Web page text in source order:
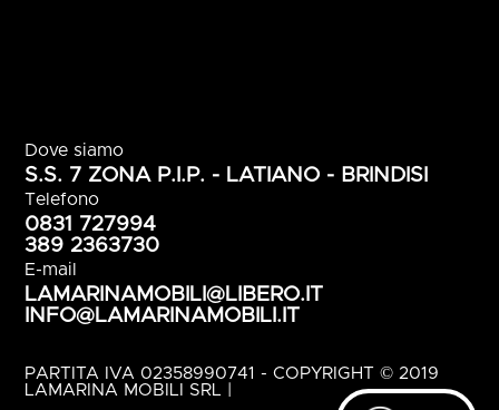
Dove siamo
S.S. 7 ZONA P.I.P. - LATIANO - BRINDISI
Telefono
0831 727994
389 2363730
E-mail
LAMARINAMOBILI@LIBERO.IT
INFO@LAMARINAMOBILI.IT
PARTITA IVA 02358990741 - COPYRIGHT © 2019
LAMARINA MOBILI SRL |
POLITICA DELLA PRIVACY